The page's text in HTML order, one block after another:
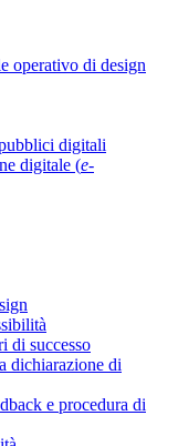
operativo di design
digitali
digitale (e-
di successo
dichiarazione di
e procedura di